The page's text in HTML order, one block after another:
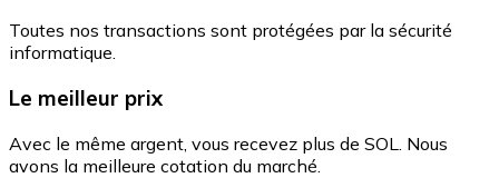
Toutes nos transactions sont protégées par la sécurité
informatique.
Le meilleur prix
Avec le même argent, vous recevez plus de SOL. Nous
avons la meilleure cotation du marché.